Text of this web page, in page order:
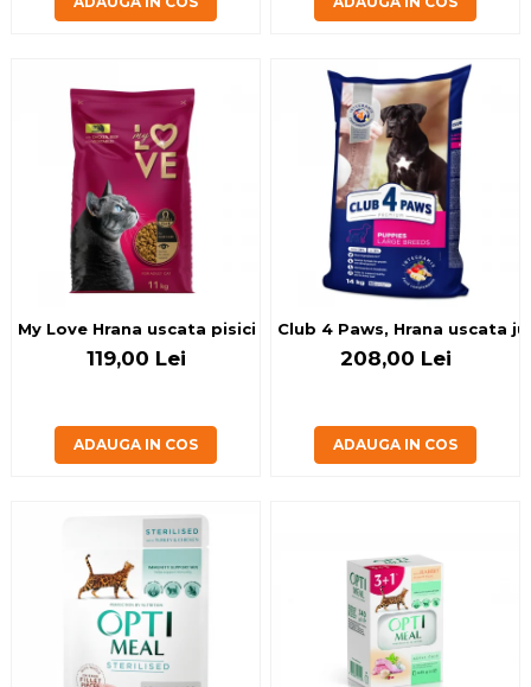
My Love Hrana uscata pisici adulte cu pui, vita si legume,
119,00 Lei
ADAUGA IN COS
Club 4 Paws, Hrana uscata
208,00 Lei
ADAUGA IN COS